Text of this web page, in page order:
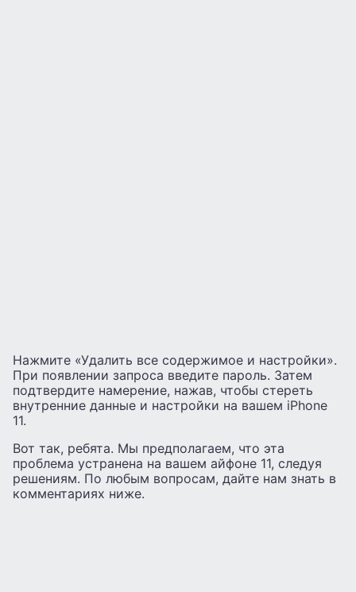
Нажмите «Удалить все содержимое и настройки».
При появлении запроса введите пароль. Затем
подтвердите намерение, нажав, чтобы стереть
внутренние данные и настройки на вашем iPhone
11.
Вот так, ребята. Мы предполагаем, что эта
проблема устранена на вашем айфоне 11, следуя
решениям. По любым вопросам, дайте нам знать в
комментариях ниже.